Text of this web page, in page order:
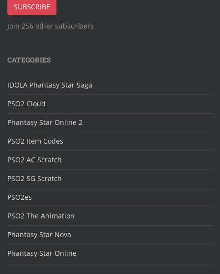
SUBSCRIBE
Join 256 other subscribers
CATEGORIES
IDOLA Phantasy Star Saga
PSO2 Cloud
Phantasy Star Online 2
PSO2 Item Codes
PSO2 AC Scratch
PSO2 SG Scratch
PSO2es
PSO2 The Animation
Phantasy Star Nova
Phantasy Star Online